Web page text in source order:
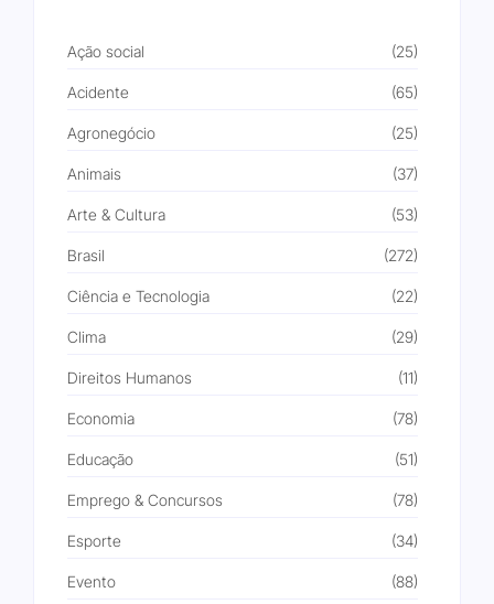
Ação social (25)
Acidente (65)
Agronegócio (25)
Animais (37)
Arte & Cultura (53)
Brasil (272)
Ciência e Tecnologia (22)
Clima (29)
Direitos Humanos (11)
Economia (78)
Educação (51)
Emprego & Concursos (78)
Esporte (34)
Evento (88)